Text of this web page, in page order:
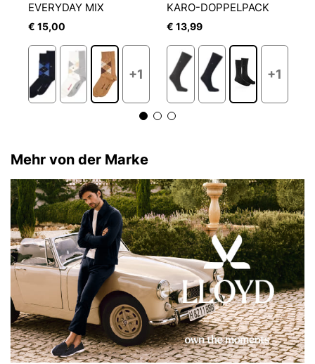
EVERYDAY MIX
€ 15,00
+1
KARO-DOPPELPACK
€ 13,99
+1
Mehr von der Marke